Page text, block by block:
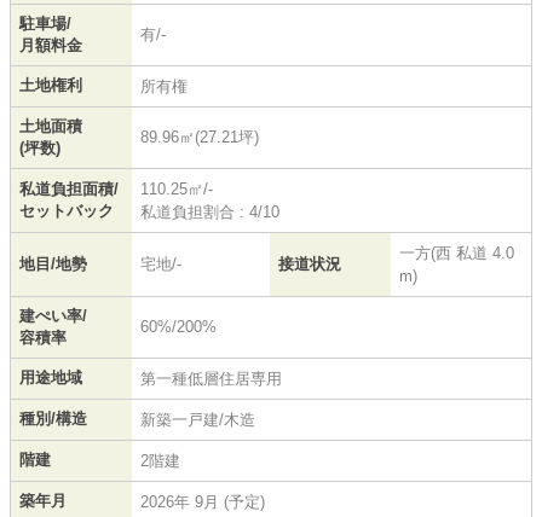
駐車場/
月額料金
有/-
土地権利 所有権
土地面積
(坪数)
89.96㎡(27.21坪)
私道負担面積/
セットバック
110.25㎡/-
私道負担割合 : 4/10
地目/地勢 宅地/- 接道状況
一方(西 私道 4.0
m)
建ぺい率/
容積率
60%/200%
用途地域 第一種低層住居専用
種別/構造 新築一戸建/木造
階建 2階建
築年月 2026年 9月 (予定)